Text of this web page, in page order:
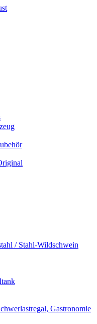
/ Stahl-Wildschwein
Gastronomie